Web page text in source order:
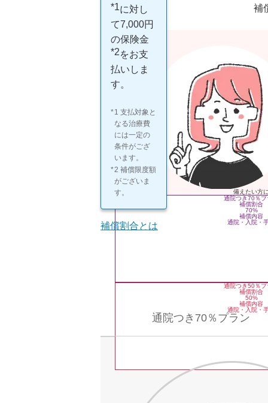
補
備えたい方
通院つき70％
補償割合
70%
補償内容
通院・入院・
通院つき50％
補償割合
50%
補償内容
通院・入院・
補償割合とは
*1に対し
て7,000円
の保険金
*2をお支
払いしま
す。
1 支払対象と
なる治療費
には一定の
条件がござ
います。
2 補償限度額
がございま
す。
通院つき 70％プラン